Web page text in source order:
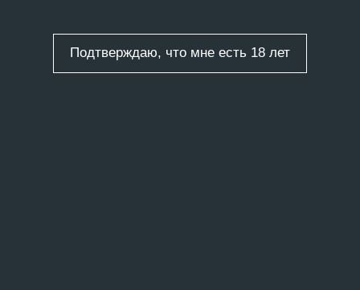
Подтверждаю, что мне есть 18 лет